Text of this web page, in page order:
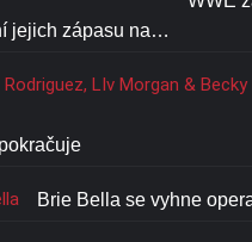
jejich zápasu na…
Brie Bella se vyhne